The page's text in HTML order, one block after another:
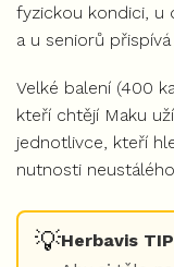
fyzickou kondici, u
a u seniorů
Velké balení (400
kteří chtějí Maku
jednotlivce, kteří
nutnosti
💡Herbavis